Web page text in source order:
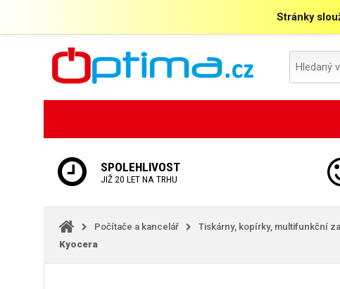
Stránky
SPOLEHLIVOST
JIŽ 20 LET NA TRHU
Počítače a kancelář Tiskárny, kopírky, multifunkční
Kyocera